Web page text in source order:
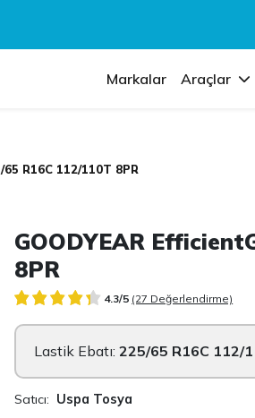
Markalar Araçlar
R16C 112/110T 8PR
GOODYEAR
8PR
4.3/5 (27 Değerlendirme)
Lastik Ebatı:225/65 R16C 112/
Satıcı: Uspa Tosya